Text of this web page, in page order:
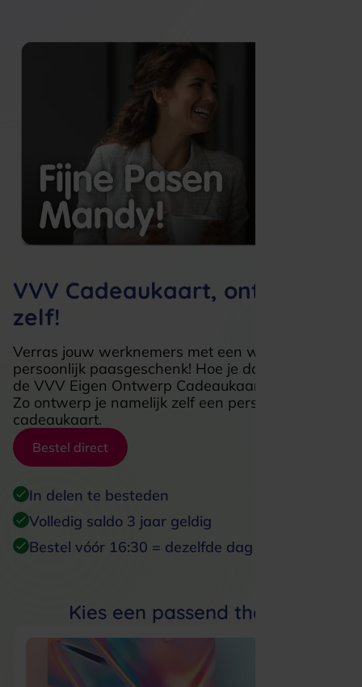
VVV Cadeaukaart, ontwerp 'm
zelf!
Verras jouw werknemers met een wel heel
persoonlijk paasgeschenk! Hoe je dat doet? Met
de VVV Eigen Ontwerp Cadeaukaart natuurlijk.
Zo ontwerp je namelijk zelf een persoonlijke
cadeaukaart.
Bestel direct
In delen te besteden
Volledig saldo 3 jaar geldig
Bestel vóór 16:30 = dezelfde dag verzonden
Kies een passend thema